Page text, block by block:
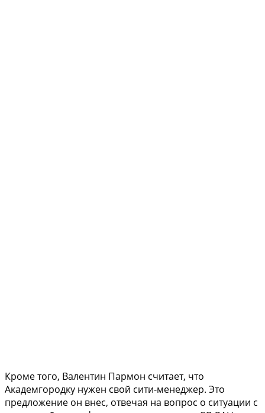
Кроме того, Валентин Пармон считает, что
Академгородку нужен свой сити-менеджер. Это
предложение он внес, отвечая на вопрос о ситуации с